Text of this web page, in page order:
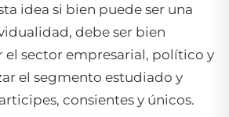
idea si bien puede ser una
debe ser bien
el sector empresarial, político y
el segmento estudiado y
consientes y únicos.